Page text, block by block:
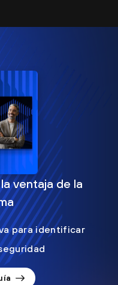
ventaja de la
para identificar